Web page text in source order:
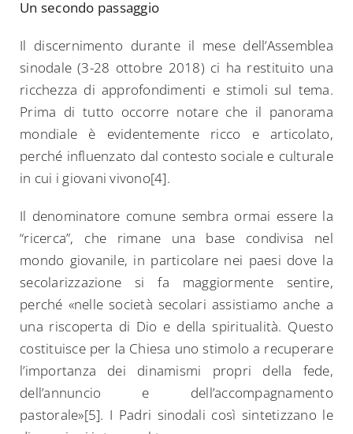
Un secondo passaggio
Il discernimento durante il mese dell’Assemblea
sinodale (3-28 ottobre 2018) ci ha restituito una
ricchezza di approfondimenti e stimoli sul tema.
Prima di tutto occorre notare che il panorama
mondiale è evidentemente ricco e articolato,
perché influenzato dal contesto sociale e culturale
in cui i giovani vivono[4].
Il denominatore comune sembra ormai essere la
“ricerca”, che rimane una base condivisa nel
mondo giovanile, in particolare nei paesi dove la
secolarizzazione si fa maggiormente sentire,
perché «nelle società secolari assistiamo anche a
una riscoperta di Dio e della spiritualità. Questo
costituisce per la Chiesa uno stimolo a recuperare
l’importanza dei dinamismi propri della fede,
dell’annuncio e dell’accompagnamento
pastorale»[5]. I Padri sinodali così sintetizzano le